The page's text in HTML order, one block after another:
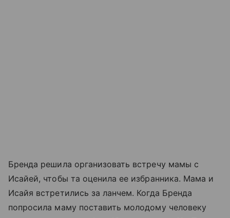
Бренда решила организовать встречу мамы с
Исайей, чтобы та оценила ее избранника. Мама и
Исайя встретились за ланчем. Когда Бренда
попросила маму поставить молодому человеку